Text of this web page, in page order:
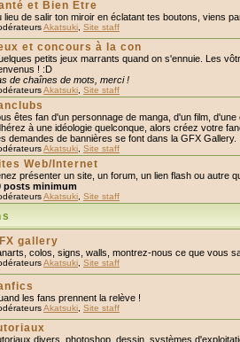
et Bien Être
lieu de salir ton miroir en éclatant tes boutons, viens
Akatsuki Site staff
et concours à la con
petits jeux marrants quand on s'ennuie. Les
! :D
de chaînes de mots, merci !
Akatsuki Site staff
êtes fan d'un personnage de manga, d'un film,
à une idéologie quelconque, alors créez votre
demandes de bannières se font dans la GFX Gallery.
Akatsuki Site staff
Web/Internet
présenter un site, un forum, un lien flash ou autre
posts minimum
Akatsuki Site staff
gallery
colos, signs, walls, montrez-nous ce que vous
Akatsuki Site staff
les fans prennent la relève !
Akatsuki Site staff
divers, photoshop, dessin, systèmes